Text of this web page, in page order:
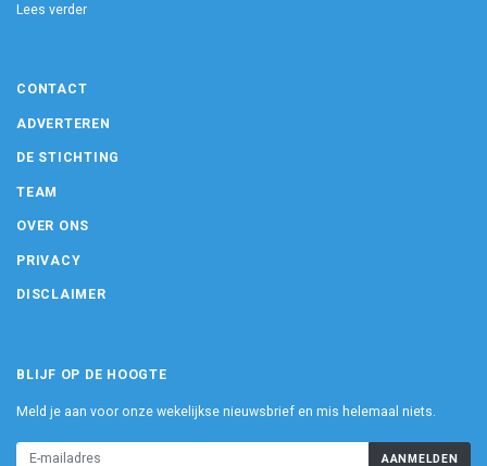
Lees verder
CONTACT
ADVERTEREN
DE STICHTING
TEAM
OVER ONS
PRIVACY
DISCLAIMER
BLIJF OP DE HOOGTE
Meld je aan voor onze wekelijkse nieuwsbrief en mis helemaal niets.
AANMELDEN